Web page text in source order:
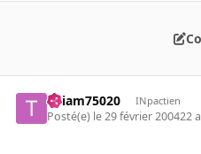
Thiam75020 INpactien
Posté(e) le 29 février 200422 a